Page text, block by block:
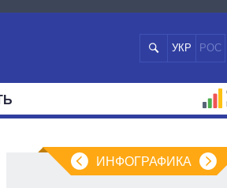
УКР РОС
ИНФОГРАФИКА